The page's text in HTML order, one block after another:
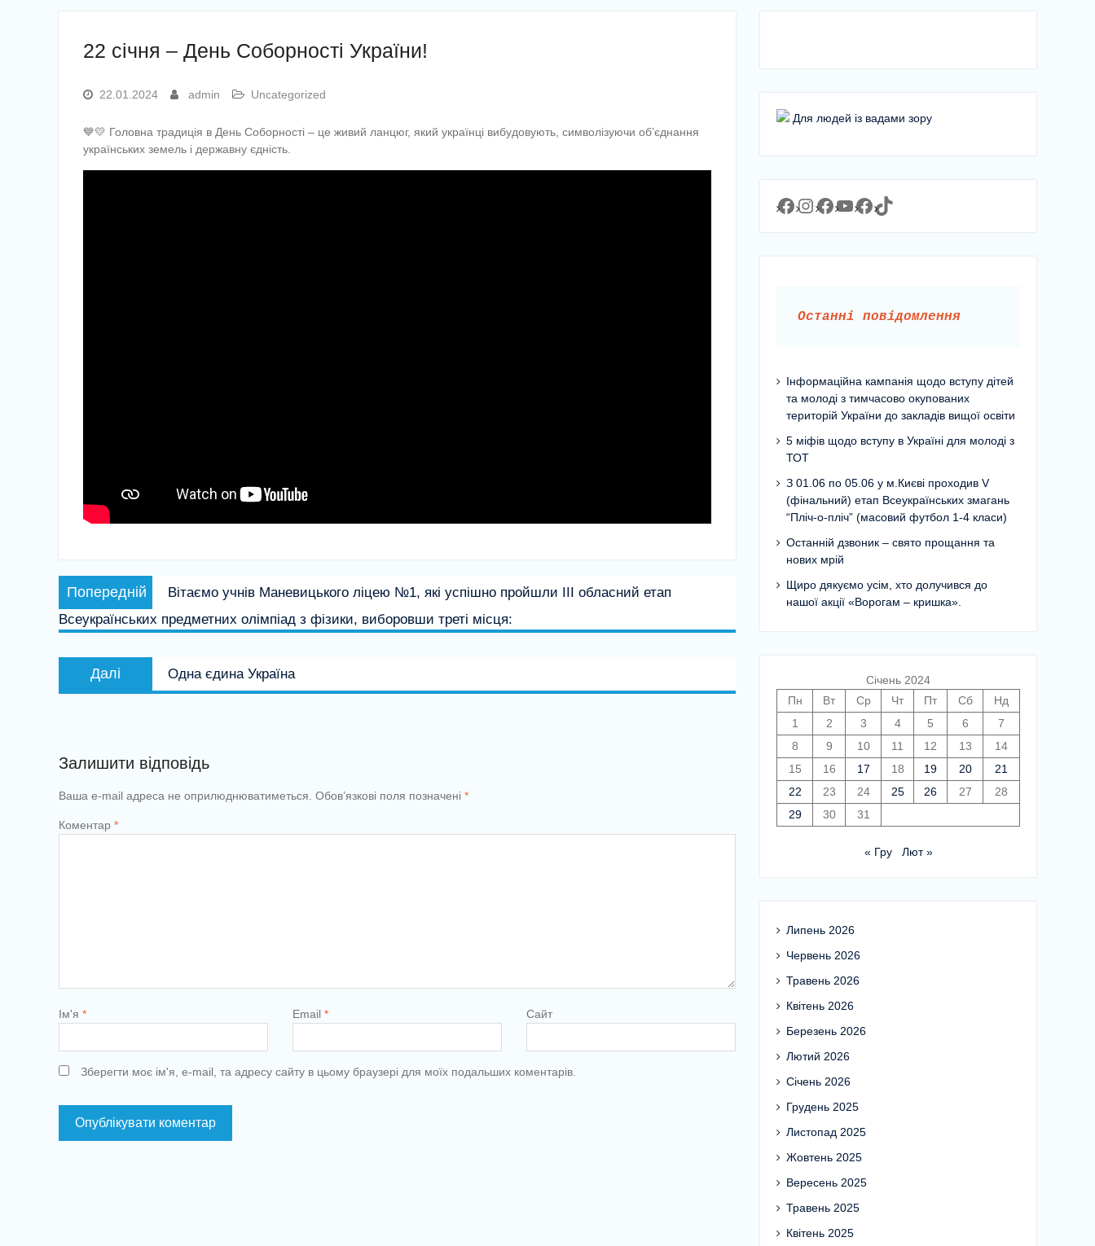
22 січня – День Соборності України!
22.01.2024 admin Uncategorized
💙💛 Головна традиція в День Соборності – це живий ланцюг, який українці вибудовують, символізуючи об’єднання
українських земель і державну єдність.
Навігація
записів
Попередній
запис:
Вітаємо учнів Маневицького ліцею №1, які успішно пройшли ІІІ обласний етап
Всеукраїнських предметних олімпіад з фізики, виборовши треті місця:
Далі
запис:
Одна єдина Україна
Залишити відповідь
Ваша e-mail адреса не оприлюднюватиметься. Обов’язкові поля позначені *
Коментар *
Ім'я * Email * Сайт
Зберегти моє ім'я, e-mail, та адресу сайту в цьому браузері для моїх подальших коментарів.
Для людей із вадами зору
Facebook
Instagram
Facebook
YouTube
Facebook
https://www.tiktok.com/@lyceum1man?_t=8YJMx0RJgIf&_r=1
Останні повідомлення
Інформаційна кампанія щодо вступу дітей
та молоді з тимчасово окупованих
територій України до закладів вищої освіти
5 міфів щодо вступу в Україні для молоді з
ТОТ
З 01.06 по 05.06 у м.Києві проходив V
(фінальний) етап Всеукраїнських змагань
“Пліч-о-пліч” (масовий футбол 1-4 класи)
Останній дзвоник – свято прощання та
нових мрій
Щиро дякуємо усім, хто долучився до
нашої акції «Ворогам – кришка».
Січень 2024
Пн
Вт Ср Чт Пт Сб
Нд
1
2 3 4 5 6
7
8
9 10 11 12 13
14
15
16 17 18 19 20
21
22
23 24 25 26 27
28
29
30 31
« Гру Лют »
Липень 2026
Червень 2026
Травень 2026
Квітень 2026
Березень 2026
Лютий 2026
Січень 2026
Грудень 2025
Листопад 2025
Жовтень 2025
Вересень 2025
Травень 2025
Квітень 2025